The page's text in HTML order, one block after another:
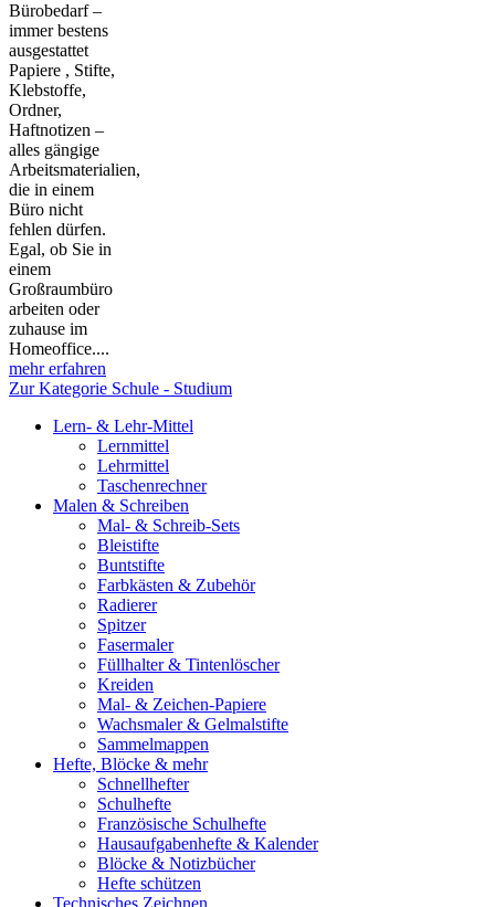
Bürobedarf –
immer bestens
ausgestattet
Papiere , Stifte,
Klebstoffe,
Ordner,
Haftnotizen –
alles gängige
Arbeitsmaterialien,
die in einem
Büro nicht
fehlen dürfen.
Egal, ob Sie in
einem
Großraumbüro
arbeiten oder
zuhause im
Homeoffice....
mehr erfahren
Zur Kategorie Schule - Studium
Lern- & Lehr-Mittel
Lernmittel
Lehrmittel
Taschenrechner
Malen & Schreiben
Mal- & Schreib-Sets
Bleistifte
Buntstifte
Farbkästen & Zubehör
Radierer
Spitzer
Fasermaler
Füllhalter & Tintenlöscher
Kreiden
Mal- & Zeichen-Papiere
Wachsmaler & Gelmalstifte
Sammelmappen
Hefte, Blöcke & mehr
Schnellhefter
Schulhefte
Französische Schulhefte
Hausaufgabenhefte & Kalender
Blöcke & Notizbücher
Hefte schützen
Technisches Zeichnen